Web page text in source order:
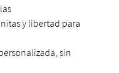
y libertad para
sin